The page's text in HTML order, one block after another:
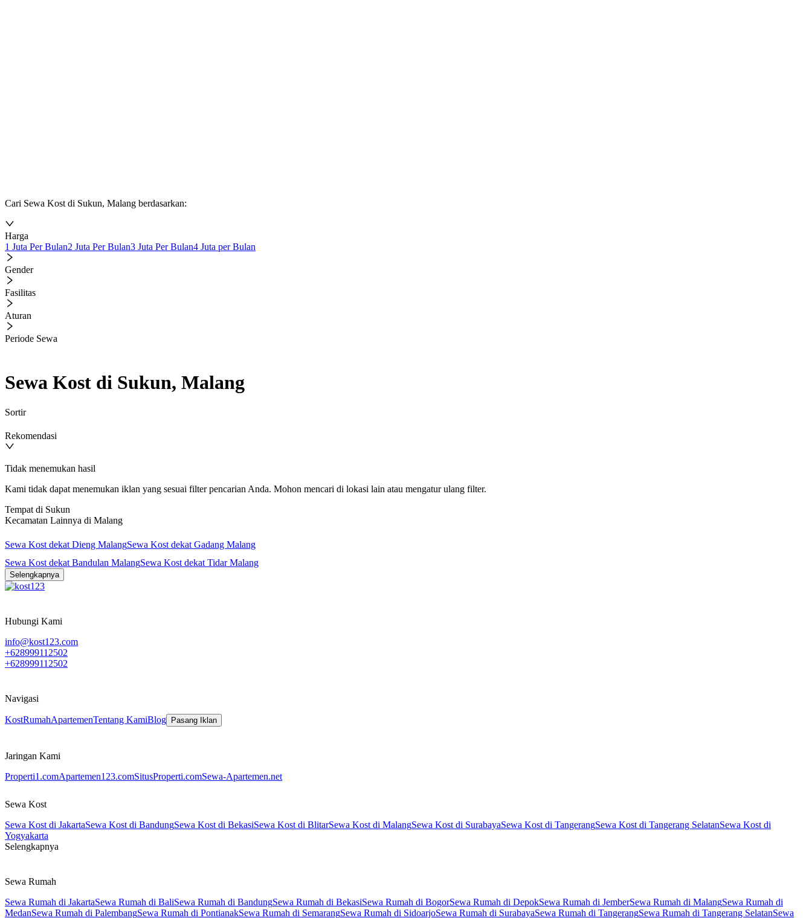
Cari Sewa Kost di Sukun, Malang berdasarkan:
Harga
1 Juta Per Bulan2 Juta Per Bulan3 Juta Per Bulan4 Juta per Bulan
Gender
Fasilitas
Aturan
Periode Sewa
Sewa Kost di Sukun, Malang
Sortir
Rekomendasi
Tidak menemukan hasil
Kami tidak dapat menemukan iklan yang sesuai filter pencarian Anda. Mohon mencari di lokasi lain atau mengatur ulang filter.
Tempat di Sukun
Kecamatan Lainnya di Malang
Sewa Kost dekat Dieng MalangSewa Kost dekat Gadang Malang
Sewa Kost dekat Bandulan MalangSewa Kost dekat Tidar Malang
Selengkapnya
Hubungi Kami
info@kost123.com
+628999112502
+628999112502
Navigasi
KostRumahApartemenTentang KamiBlog Pasang Iklan
Jaringan Kami
Properti1.comApartemen123.comSitusProperti.comSewa-Apartemen.net
Sewa Kost
Sewa Kost di JakartaSewa Kost di BandungSewa Kost di BekasiSewa Kost di BlitarSewa Kost di MalangSewa Kost di SurabayaSewa Kost di TangerangSewa Kost di Tangerang SelatanSewa Kost di
Yogyakarta
Selengkapnya
Sewa Rumah
Sewa Rumah di JakartaSewa Rumah di BaliSewa Rumah di BandungSewa Rumah di BekasiSewa Rumah di BogorSewa Rumah di DepokSewa Rumah di JemberSewa Rumah di MalangSewa Rumah di
MedanSewa Rumah di PalembangSewa Rumah di PontianakSewa Rumah di SemarangSewa Rumah di SidoarjoSewa Rumah di SurabayaSewa Rumah di TangerangSewa Rumah di Tangerang SelatanSewa